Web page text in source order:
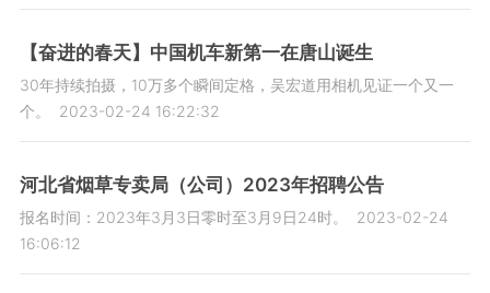
【奋进的春天】中国机车新第一在唐山诞生
30年持续拍摄，10万多个瞬间定格，吴宏道用相机见证一个又一
个。
2023-02-24 16:22:32
河北省烟草专卖局（公司）2023年招聘公告
报名时间：2023年3月3日零时至3月9日24时。
2023-02-24
16:06:12